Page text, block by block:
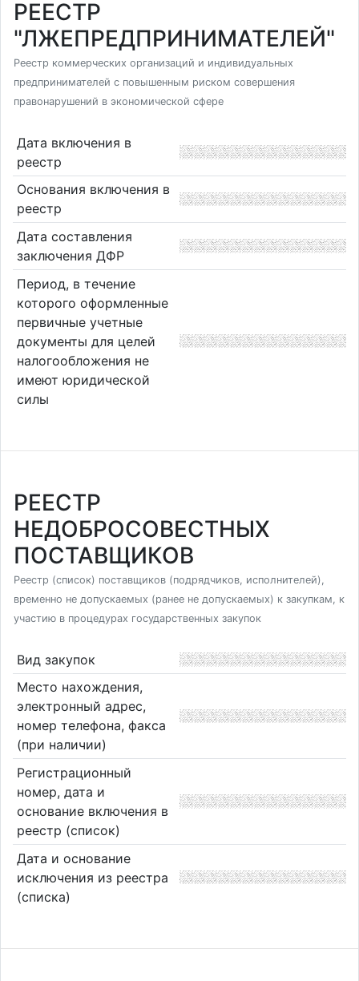
РЕЕСТР
"ЛЖЕПРЕДПРИНИМАТЕЛЕЙ"
Реестр коммерческих организаций и индивидуальных
предпринимателей с повышенным риском совершения
правонарушений в экономической сфере
Дата включения в
реестр
Основания включения в
реестр
Дата составления
заключения ДФР
Период, в течение
которого оформленные
первичные учетные
документы для целей
налогообложения не
имеют юридической
силы
РЕЕСТР
НЕДОБРОСОВЕСТНЫХ
ПОСТАВЩИКОВ
Реестр (список) поставщиков (подрядчиков, исполнителей),
временно не допускаемых (ранее не допускаемых) к закупкам, к
участию в процедурах государственных закупок
Вид закупок
Место нахождения,
электронный адрес,
номер телефона, факса
(при наличии)
Регистрационный
номер, дата и
основание включения в
реестр (список)
Дата и основание
исключения из реестра
(списка)